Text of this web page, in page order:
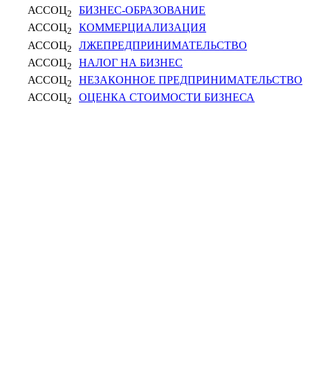
АССОЦ2
БИЗНЕС-ОБРАЗОВАНИЕ
АССОЦ2
КОММЕРЦИАЛИЗАЦИЯ
АССОЦ2
ЛЖЕПРЕДПРИНИМАТЕЛЬСТВО
АССОЦ2
НАЛОГ НА БИЗНЕС
АССОЦ2
НЕЗАКОННОЕ ПРЕДПРИНИМАТЕЛЬСТВО
АССОЦ2 ОЦЕНКА СТОИМОСТИ БИЗНЕСА